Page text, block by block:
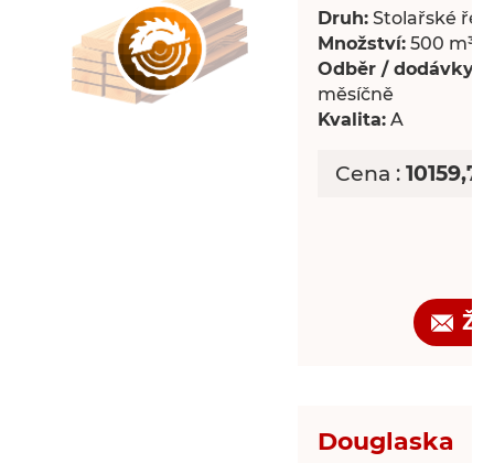
Druh: Stolařské
Množství: 500 m³
Odběr / dodávky:
měsíčně
Kvalita: A
Cena :
Douglaska